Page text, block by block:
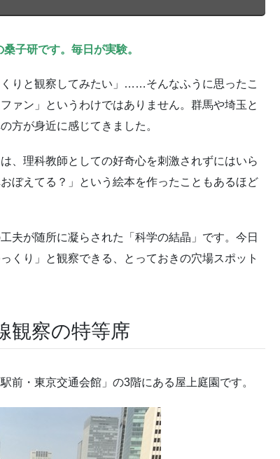
子研です。毎日が実験。
りと観察してみたい」……そんなふうに思ったこ
ァン」というわけではありません。群馬や埼玉と
方が身近に感じてきました。
、理科教師としての好奇心を刺激されずにはいら
ぼえてる？」という絵本を作ったこともあるほど
夫が随所に凝らされた「科学の結晶」です。今日
くり」と観察できる、とっておきの穴場スポット
観察の特等席
前・東京交通会館」の3階にある屋上庭園です。